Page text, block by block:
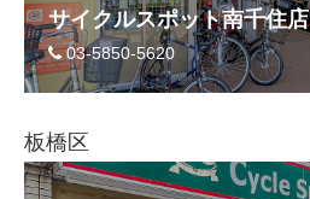
Norwayシリーズ
eVita
コンテンツ
サイクルスポット南千住店
03-5850-5620
板橋区